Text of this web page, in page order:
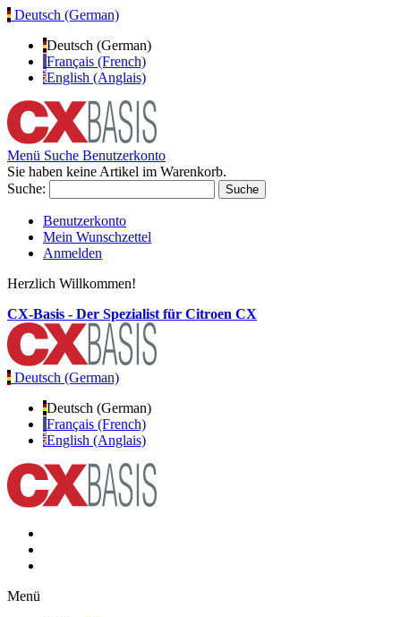
Deutsch (German)
Deutsch (German)
Français (French)
English (Anglais)
Menü Suche Benutzerkonto
Sie haben keine Artikel im Warenkorb.
Suche:
Suche
Benutzerkonto
Mein Wunschzettel
Anmelden
Herzlich Willkommen!
CX-Basis - Der Spezialist für Citroen CX
Deutsch (German)
Deutsch (German)
Français (French)
English (Anglais)
Menü